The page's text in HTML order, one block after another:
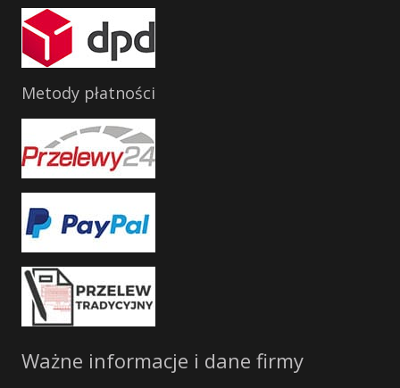
Metody płatności
Ważne informacje i dane firmy